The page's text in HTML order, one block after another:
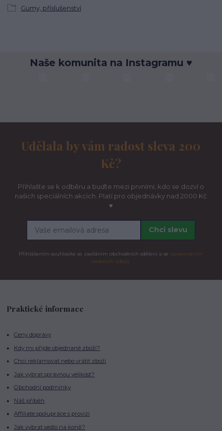
Gumy, příslušenství
Naše komunita na Instagramu ♥
Udělala by vám radost sleva 200
Kč?
Přihlašte se k odběru a buďte mezi prvními, kdo se dozví o
našich speciálních akcích. Platí pro objednávky nad 2000 Kč
♥
Chci slevu
Přihlášením souhlasíte se zasíláním obchodních sdělení a se zpracováním
osobních údajů.
Praktické informace
Ceny dopravy
Kdy mi přijde objednané zboží?
Chci reklamovat nebo vrátit zboží
Jak vybrat správnou velikost?
Obchodní podmínky
Náš příběh
Affiliate spolupráce s provizí
Jak vybrat sedlo na koně?